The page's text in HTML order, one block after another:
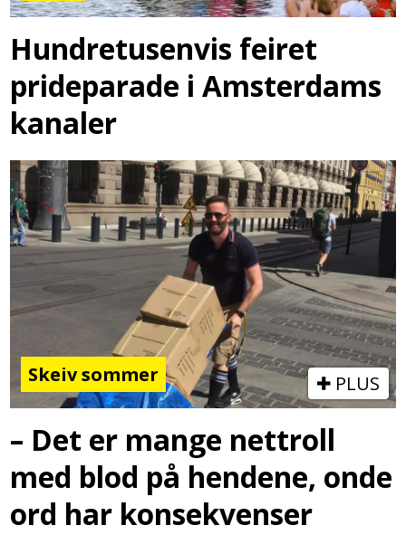
Hundretusenvis feiret
prideparade i Amsterdams
kanaler
Skeiv sommer PLUS
– Det er mange nettroll
med blod på hendene, onde
ord har konsekvenser